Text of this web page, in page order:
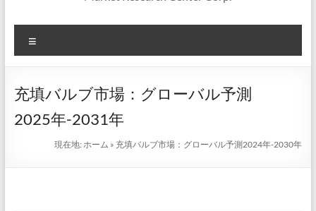
キ
プ
ニ
ー
充填バルブ市場：グローバル予測
2025年-2031年
現在地:ホーム » 充填バルブ市場：グローバル予測2024年-2030年